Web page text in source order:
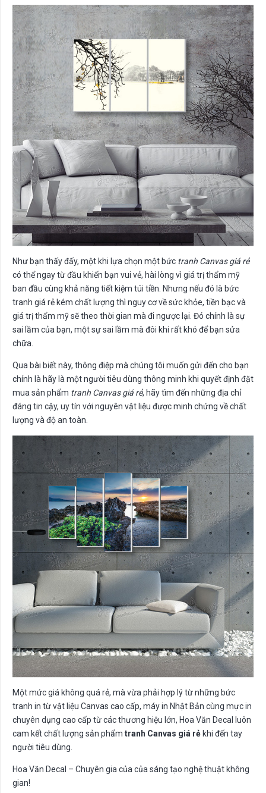
Như bạn thấy đấy, một khi lựa chọn một bức tranh Canvas giá rẻ
có thể ngay từ đầu khiến bạn vui vẻ, hài lòng vì giá trị thẩm mỹ
ban đầu cùng khả năng tiết kiệm túi tiền. Nhưng nếu đó là bức
tranh giá rẻ kém chất lượng thì nguy cơ về sức khỏe, tiền bạc và
giá trị thẩm mỹ sẽ theo thời gian mà đi ngược lại. Đó chính là sự
sai lầm của bạn, một sự sai lầm mà đôi khi rất khó để bạn sửa
chữa.
Qua bài biết này, thông điệp mà chúng tôi muốn gửi đến cho bạn
chính là hãy là một người tiêu dùng thông minh khi quyết định đặt
mua sản phẩm tranh Canvas giá rẻ, hãy tìm đến những địa chỉ
đáng tin cậy, uy tín với nguyên vật liệu được minh chứng về chất
lượng và độ an toàn.
Một mức giá không quá rẻ, mà vừa phải hợp lý từ những bức
tranh in từ vật liệu Canvas cao cấp, máy in Nhật Bản cùng mực in
chuyên dụng cao cấp từ các thương hiệu lớn, Hoa Văn Decal luôn
cam kết chất lượng sản phẩm tranh Canvas giá rẻ khi đến tay
người tiêu dùng.
Hoa Văn Decal – Chuyên gia của của sáng tạo nghệ thuật không
gian!